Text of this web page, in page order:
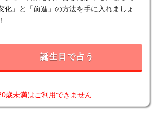
化」と「前進」の方法を手に入れましょ
誕生日で占う
歳未満はご利用できません